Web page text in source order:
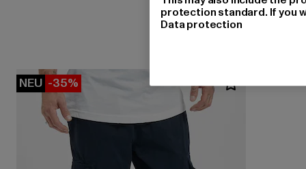
NEU -35%
protection standard. If you
Data protection